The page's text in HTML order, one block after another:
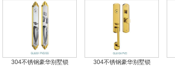
304不锈钢豪华别墅锁 304不锈钢豪华别墅锁